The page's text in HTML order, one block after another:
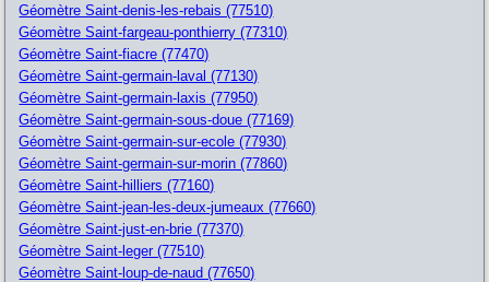
Géomètre Saint-denis-les-rebais (77510)
Géomètre Saint-fargeau-ponthierry (77310)
Géomètre Saint-fiacre (77470)
Géomètre Saint-germain-laval (77130)
Géomètre Saint-germain-laxis (77950)
Géomètre Saint-germain-sous-doue (77169)
Géomètre Saint-germain-sur-ecole (77930)
Géomètre Saint-germain-sur-morin (77860)
Géomètre Saint-hilliers (77160)
Géomètre Saint-jean-les-deux-jumeaux (77660)
Géomètre Saint-just-en-brie (77370)
Géomètre Saint-leger (77510)
Géomètre Saint-loup-de-naud (77650)